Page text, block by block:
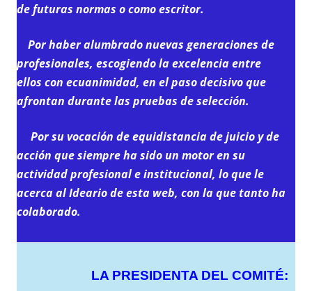
de futuras normas o como escritor.
Por haber alumbrado nuevas generaciones de
profesionales, escogiendo la excelencia entre
ellos con ecuanimidad, en el paso decisivo que
afrontan durante las pruebas de selección.
Por su vocación de equidistancia de juicio y de
acción que siempre ha sido un motor en su
actividad profesional e institucional, lo que le
acerca al Ideario de esta web, con la que tanto ha
colaborado.
LA PRESIDENTA DEL COMITÉ: